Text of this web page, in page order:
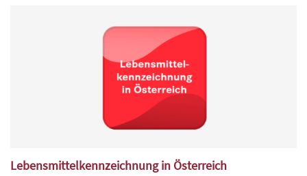
Lebensmittelkennzeichnung in Österreich